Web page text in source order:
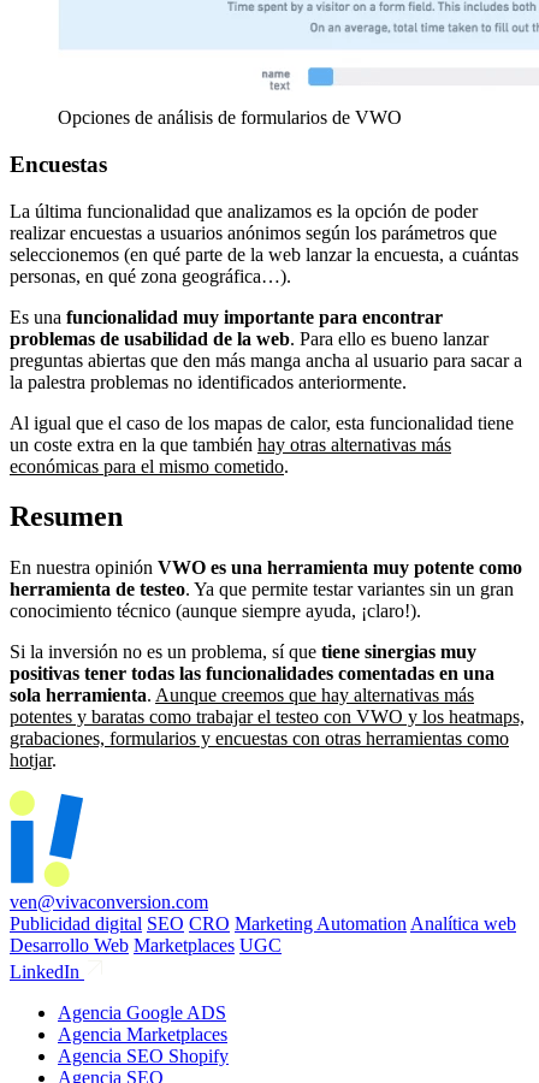
Opciones de análisis de formularios de VWO
Encuestas
La última funcionalidad que analizamos es la opción de poder
realizar encuestas a usuarios anónimos según los parámetros que
seleccionemos (en qué parte de la web lanzar la encuesta, a cuántas
personas, en qué zona geográfica…).
Es una funcionalidad muy importante para encontrar
problemas de usabilidad de la web. Para ello es bueno lanzar
preguntas abiertas que den más manga ancha al usuario para sacar a
la palestra problemas no identificados anteriormente.
Al igual que el caso de los mapas de calor, esta funcionalidad tiene
un coste extra en la que también hay otras alternativas más
económicas para el mismo cometido.
Resumen
En nuestra opinión VWO es una herramienta muy potente como
herramienta de testeo. Ya que permite testar variantes sin un gran
conocimiento técnico (aunque siempre ayuda, ¡claro!).
Si la inversión no es un problema, sí que tiene sinergias muy
positivas tener todas las funcionalidades comentadas en una
sola herramienta. Aunque creemos que hay alternativas más
potentes y baratas como trabajar el testeo con VWO y los heatmaps,
grabaciones, formularios y encuestas con otras herramientas como
hotjar.
ven@vivaconversion.com
Publicidad digital SEO CRO Marketing Automation Analítica web
Desarrollo Web Marketplaces UGC
LinkedIn
Agencia Google ADS
Agencia Marketplaces
Agencia SEO Shopify
Agencia SEO